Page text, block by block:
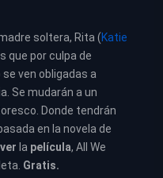
soltera, Rita (Katie
que por culpa de
ven obligadas a
Se mudarán a un
Donde tendrán
en la novela de
ver la película, All We
Gratis.